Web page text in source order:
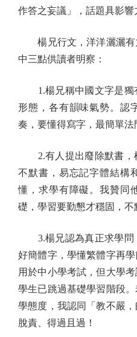
作答之妄議」，話題具影響
楊兄行文，洋洋灑灑有
中三點供讀者明察：
1.楊兄稱中國文字是獨
形態，各有韻味氣勢。認
奏，要懂得寫字，最簡單法
2.有人提出廢除默書，
不默書，易忘記字體結構
懂，求學有障礙。我贊同
礎，學習要勤懇才穩固，不
3.楊兄認為真正求學問
好簡體字，學懂繁體字再
用於中小學考試，但大學
學生已跳過基礎學習階段
學態度，我認同「教不嚴
脫責、得過且過！